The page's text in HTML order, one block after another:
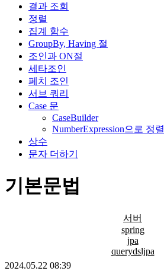
결과 조회
정렬
집계 함수
GroupBy, Having 절
조인과 ON절
세타조인
페치 조인
서브 쿼리
Case 문
CaseBuilder
NumberExpression으로 정렬
상수
문자 더하기
기본문법
서버
spring
jpa
querydsljpa
2024.05.22 08:39